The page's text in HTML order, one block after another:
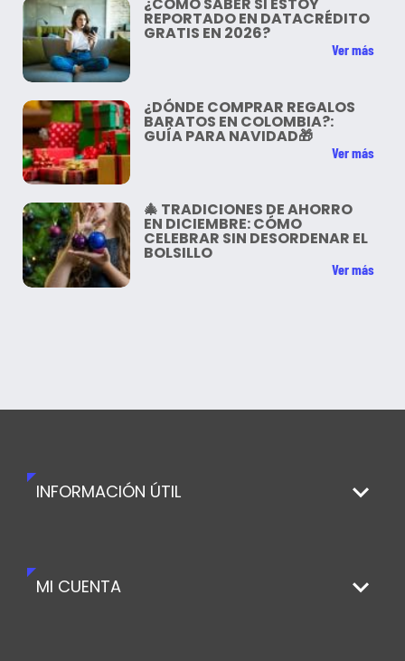
REPORTADO EN DATACRÉDITO
GRATIS EN 2026?
Ver más
¿DÓNDE COMPRAR REGALOS
BARATOS EN COLOMBIA?:
GUÍA PARA NAVIDAD🎁
Ver más
🎄 TRADICIONES DE AHORRO
EN DICIEMBRE: CÓMO
CELEBRAR SIN DESORDENAR EL
BOLSILLO
Ver más
INFORMACIÓN ÚTIL
MI CUENTA